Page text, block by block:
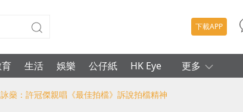
下載APP
生活 娛樂 公仔紙 HK Eye 更多
燊：許冠傑親唱《最佳拍檔》訴說拍檔精神